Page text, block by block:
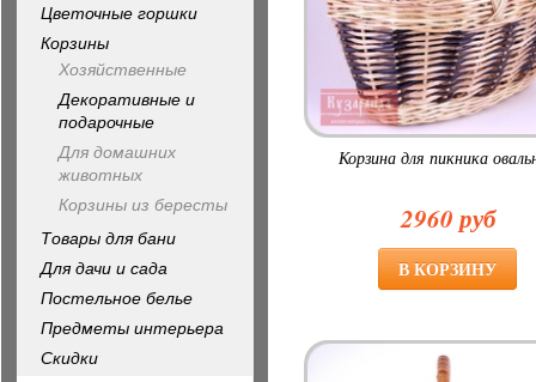
Корзина для пикника
2960 руб
Цветочные горшки
Корзины
Хозяйственные
Декоративные и
подарочные
Для домашних
животных
Корзины из бересты
Товары для бани
Для дачи и сада
Постельное белье
Предметы интерьера
Скидки